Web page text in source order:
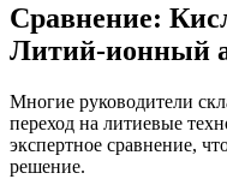
Сравнение:
Литий-ионный
Многие руководители
переход на литиевые
экспертное сравнение,
решение.